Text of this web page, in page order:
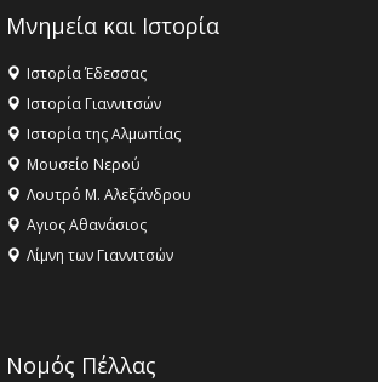
Μνημεία και Ιστορία
Ιστορία Έδεσσας
Ιστορία Γιαννιτσών
Ιστορία της Αλμωπίας
Μουσείο Νερού
Λουτρό Μ. Αλεξάνδρου
Αγιος Αθανάσιος
Λίμνη των Γιαννιτσών
Νομός Πέλλας